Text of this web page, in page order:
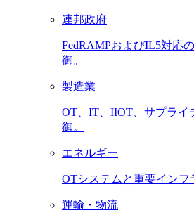
連邦政府
FedRAMPおよびIL5対応
御。
製造業
OT、IT、IIOT、サプライ
御。
エネルギー
OTシステムと重要インフ
運輸・物流